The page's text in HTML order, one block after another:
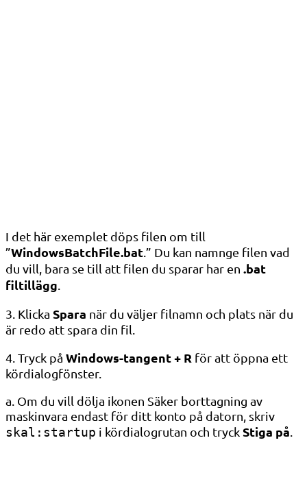
I det här exemplet döps filen om till
”WindowsBatchFile.bat.” Du kan namnge filen vad
du vill, bara se till att filen du sparar har en .bat
filtillägg
3. Klicka Spara när du väljer filnamn och plats när du
är redo att spara din fil.
4. Tryck på Windows-tangent + R för att öppna ett
kördialogfönster.
a. Om du vill dölja ikonen Säker borttagning av
maskinvara endast för ditt konto på datorn, skriv
skal:startup i kördialogrutan och tryckStiga på